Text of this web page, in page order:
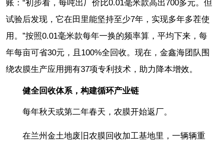
账：“初步看，每吨出厂价比0.01毫米款高出700多元。但
试验后发现，它在田里能坚持至少7年，实现多年多茬使
用。”按照0.01毫米款每年一换的频率算，平均下来，每
年每亩可省30元，且100%全回收。现在，金鑫海团队围
绕农膜生产应用拥有37项专利技术，助力降本增效。
健全回收体系，构建循环产业链
每年秋天或第二年春天，农膜开始返厂。
在兰州金土地废旧农膜回收加工基地里，一辆辆重